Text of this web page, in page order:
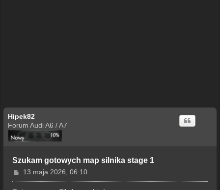
Hipek82
Forum Audi A6 / A7
Szukam gotowych map silnika stage 1
P
o
13 maja 2026, 06:10